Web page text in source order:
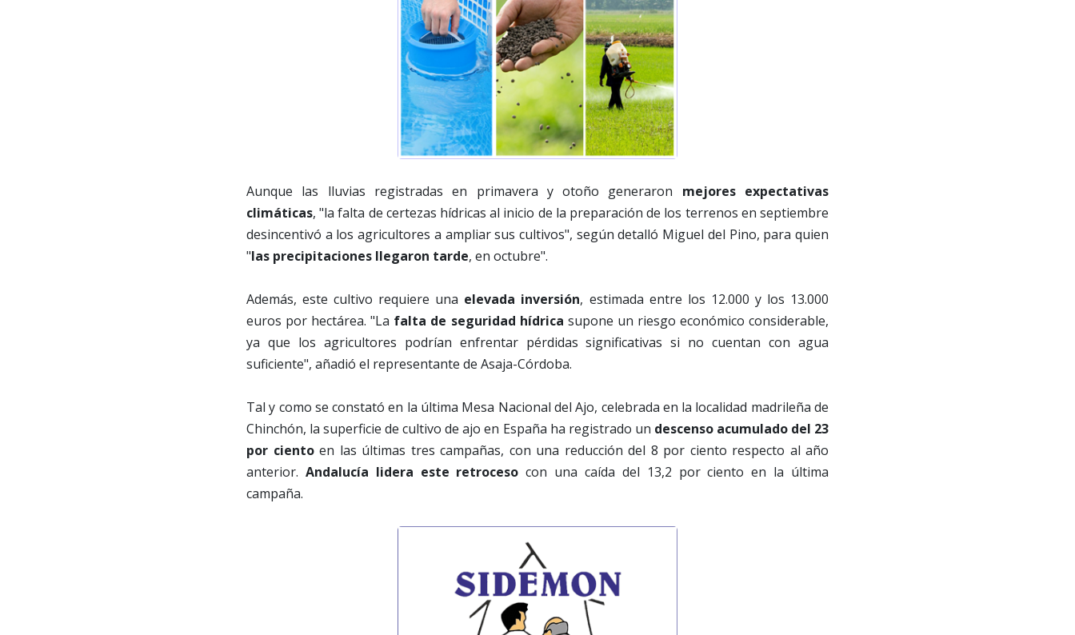
Aunque las lluvias registradas en primavera y otoño generaron mejores expectativas
climáticas, "la falta de certezas hídricas al inicio de la preparación de los terrenos en septiembre
desincentivó a los agricultores a ampliar sus cultivos", según detalló Miguel del Pino, para quien
"las precipitaciones llegaron tarde, en octubre".
Además, este cultivo requiere una elevada inversión, estimada entre los 12.000 y los 13.000
euros por hectárea. "La falta de seguridad hídrica supone un riesgo económico considerable,
ya que los agricultores podrían enfrentar pérdidas significativas si no cuentan con agua
suficiente", añadió el representante de Asaja-Córdoba.
Tal y como se constató en la última Mesa Nacional del Ajo, celebrada en la localidad madrileña de
Chinchón, la superficie de cultivo de ajo en España ha registrado un descenso acumulado del 23
por cientoen las últimas tres campañas, con una reducción del 8 por ciento respecto al año
anterior. Andalucía lidera este retroceso con una caída del 13,2 por ciento en la última
campaña.